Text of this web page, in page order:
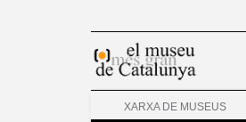
XARXA DE MUSEUS